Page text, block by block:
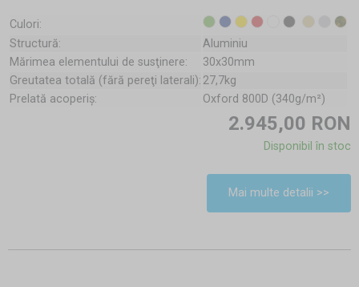
Culori:
Structură:
Aluminiu
Mărimea elementului de susţinere:
30x30mm
Greutatea totală (fără pereţi laterali): 27,7kg
Prelată acoperiş:
Oxford 800D (340g/m²)
2.945,00 RON
Disponibil în stoc
Mai multe detalii >>